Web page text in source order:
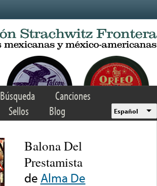
Búsqueda
Canciones
Sellos Blog Español
Balona Del
Prestamista
de Alma De